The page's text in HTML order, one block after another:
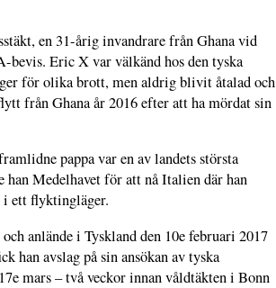
en 31-årig invandrare från Ghana vid
Eric X var välkänd hos den tyska
för olika brott, men aldrig blivit åtalad och
från Ghana år 2016 efter att ha mördat sin
pappa var en av landets största
Medelhavet för att nå Italien där han
i ett flyktingläger.
anlände i Tyskland den 10e februari 2017
han avslag på sin ansökan av tyska
mars – två veckor innan våldtäkten i Bonn